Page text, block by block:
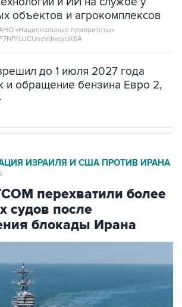
«Национальные приоритеты».
до 1 июля 2027 года
перехватили более
судов после
блокады Ирана